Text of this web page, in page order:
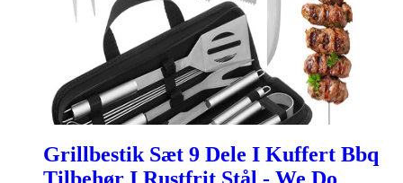
Grillbestik Sæt 9 Dele I Kuffert Bbq